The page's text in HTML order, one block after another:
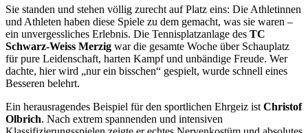
Sie standen und stehen völlig zurecht auf Platz eins: Die Athletinnen
und Athleten haben diese Spiele zu dem gemacht, was sie waren –
ein unvergessliches Erlebnis. Die Tennisplatzanlage des TC
Schwarz-Weiss Merzig war die gesamte Woche über Schauplatz
für pure Leidenschaft, harten Kampf und unbändige Freude. Wer
dachte, hier wird „nur ein bisschen“ gespielt, wurde schnell eines
Besseren belehrt.
Ein herausragendes Beispiel für den sportlichen Ehrgeiz ist Christof
Olbrich. Nach extrem spannenden und intensiven